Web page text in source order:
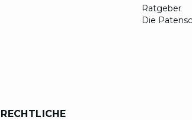
RECHTLICHE
Ratgeber
Die